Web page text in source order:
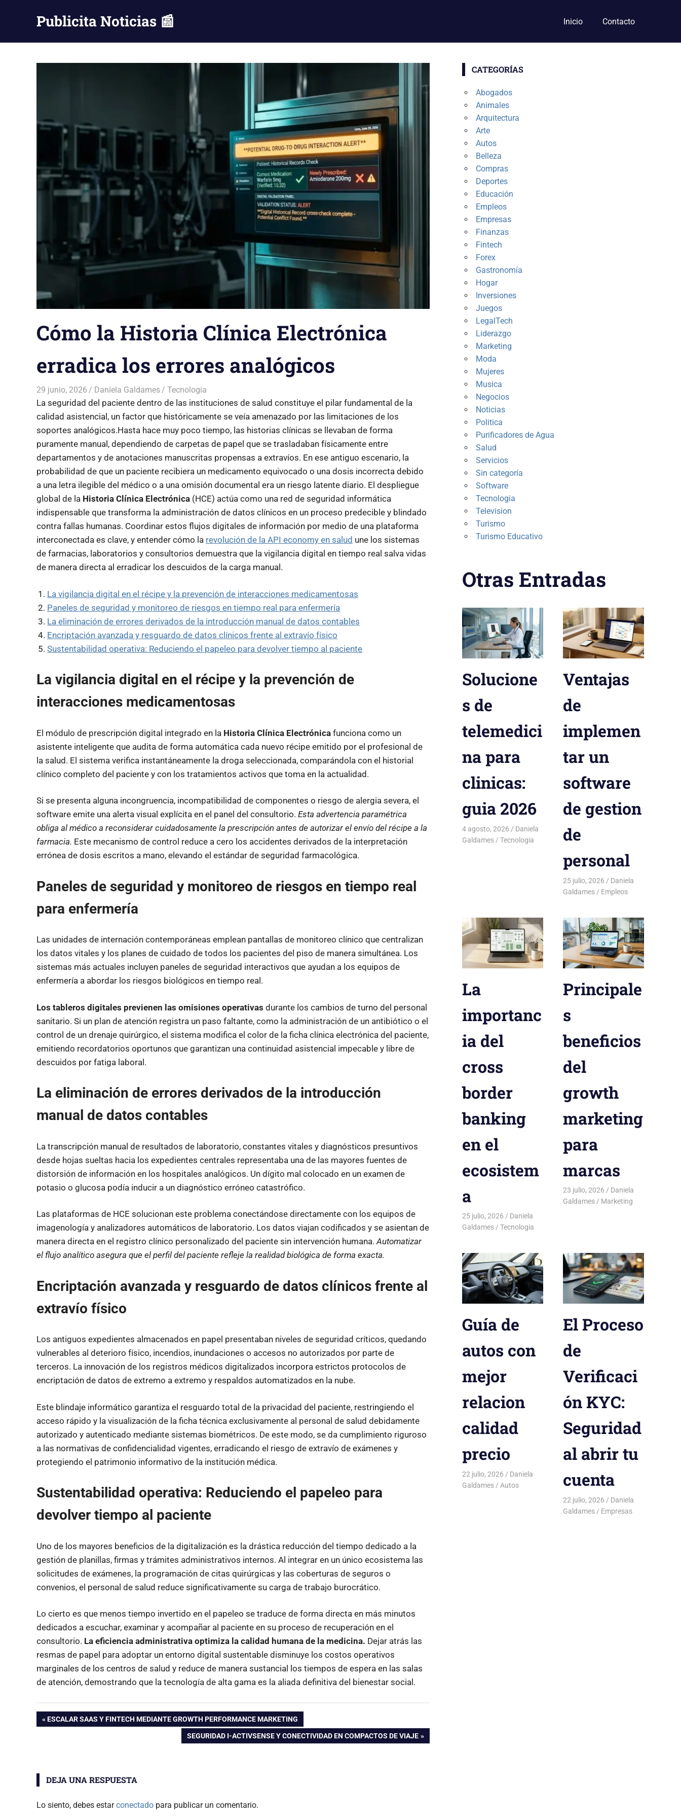
Publicita Noticias 📰 Inicio Contacto
Cómo la Historia Clínica Electrónica
erradica los errores analógicos
29 junio, 2026 Daniela Galdames Tecnologia
La seguridad del paciente dentro de las instituciones de salud constituye el pilar fundamental de la
calidad asistencial, un factor que históricamente se veía amenazado por las limitaciones de los
soportes analógicos.Hasta hace muy poco tiempo, las historias clínicas se llevaban de forma
puramente manual, dependiendo de carpetas de papel que se trasladaban físicamente entre
departamentos y de anotaciones manuscritas propensas a extravíos. En ese antiguo escenario, la
probabilidad de que un paciente recibiera un medicamento equivocado o una dosis incorrecta debido
a una letra ilegible del médico o a una omisión documental era un riesgo latente diario. El despliegue
global de la Historia Clínica Electrónica (HCE) actúa como una red de seguridad informática
indispensable que transforma la administración de datos clínicos en un proceso predecible y blindado
contra fallas humanas. Coordinar estos flujos digitales de información por medio de una plataforma
interconectada es clave, y entender cómo la revolución de la API economy en salud une los sistemas
de farmacias, laboratorios y consultorios demuestra que la vigilancia digital en tiempo real salva vidas
de manera directa al erradicar los descuidos de la carga manual.
La vigilancia digital en el récipe y la prevención de interacciones medicamentosas
Paneles de seguridad y monitoreo de riesgos en tiempo real para enfermería
La eliminación de errores derivados de la introducción manual de datos contables
Encriptación avanzada y resguardo de datos clínicos frente al extravío físico
Sustentabilidad operativa: Reduciendo el papeleo para devolver tiempo al paciente
La vigilancia digital en el récipe y la prevención de
interacciones medicamentosas
El módulo de prescripción digital integrado en la Historia Clínica Electrónica funciona como un
asistente inteligente que audita de forma automática cada nuevo récipe emitido por el profesional de
la salud. El sistema verifica instantáneamente la droga seleccionada, comparándola con el historial
clínico completo del paciente y con los tratamientos activos que toma en la actualidad.
Si se presenta alguna incongruencia, incompatibilidad de componentes o riesgo de alergia severa, el
software emite una alerta visual explícita en el panel del consultorio. Esta advertencia paramétrica
obliga al médico a reconsiderar cuidadosamente la prescripción antes de autorizar el envío del récipe a la
farmacia. Este mecanismo de control reduce a cero los accidentes derivados de la interpretación
errónea de dosis escritos a mano, elevando el estándar de seguridad farmacológica.
Paneles de seguridad y monitoreo de riesgos en tiempo real
para enfermería
Las unidades de internación contemporáneas emplean pantallas de monitoreo clínico que centralizan
los datos vitales y los planes de cuidado de todos los pacientes del piso de manera simultánea. Los
sistemas más actuales incluyen paneles de seguridad interactivos que ayudan a los equipos de
enfermería a abordar los riesgos biológicos en tiempo real.
Los tableros digitales previenen las omisiones operativas durante los cambios de turno del personal
sanitario. Si un plan de atención registra un paso faltante, como la administración de un antibiótico o el
control de un drenaje quirúrgico, el sistema modifica el color de la ficha clínica electrónica del paciente,
emitiendo recordatorios oportunos que garantizan una continuidad asistencial impecable y libre de
descuidos por fatiga laboral.
La eliminación de errores derivados de la introducción
manual de datos contables
La transcripción manual de resultados de laboratorio, constantes vitales y diagnósticos presuntivos
desde hojas sueltas hacia los expedientes centrales representaba una de las mayores fuentes de
distorsión de información en los hospitales analógicos. Un dígito mal colocado en un examen de
potasio o glucosa podía inducir a un diagnóstico erróneo catastrófico.
Las plataformas de HCE solucionan este problema conectándose directamente con los equipos de
imagenología y analizadores automáticos de laboratorio. Los datos viajan codificados y se asientan de
manera directa en el registro clínico personalizado del paciente sin intervención humana.Automatizar
el flujo analítico asegura que el perfil del paciente refleje la realidad biológica de forma exacta.
Encriptación avanzada y resguardo de datos clínicos frente al
extravío físico
Los antiguos expedientes almacenados en papel presentaban niveles de seguridad críticos, quedando
vulnerables al deterioro físico, incendios, inundaciones o accesos no autorizados por parte de
terceros. La innovación de los registros médicos digitalizados incorpora estrictos protocolos de
encriptación de datos de extremo a extremo y respaldos automatizados en la nube.
Este blindaje informático garantiza el resguardo total de la privacidad del paciente, restringiendo el
acceso rápido y la visualización de la ficha técnica exclusivamente al personal de salud debidamente
autorizado y autenticado mediante sistemas biométricos. De este modo, se da cumplimiento riguroso
a las normativas de confidencialidad vigentes, erradicando el riesgo de extravío de exámenes y
protegiendo el patrimonio informativo de la institución médica.
Sustentabilidad operativa: Reduciendo el papeleo para
devolver tiempo al paciente
Uno de los mayores beneficios de la digitalización es la drástica reducción del tiempo dedicado a la
gestión de planillas, firmas y trámites administrativos internos. Al integrar en un único ecosistema las
solicitudes de exámenes, la programación de citas quirúrgicas y las coberturas de seguros o
convenios, el personal de salud reduce significativamente su carga de trabajo burocrático.
Lo cierto es que menos tiempo invertido en el papeleo se traduce de forma directa en más minutos
dedicados a escuchar, examinar y acompañar al paciente en su proceso de recuperación en el
consultorio. La eficiencia administrativa optimiza la calidad humana de la medicina. Dejar atrás las
resmas de papel para adoptar un entorno digital sustentable disminuye los costos operativos
marginales de los centros de salud y reduce de manera sustancial los tiempos de espera en las salas
de atención, demostrando que la tecnología de alta gama es la aliada definitiva del bienestar social.
Navegación
ENTRADA
ESCALAR SAAS Y FINTECH MEDIANTE GROWTH PERFORMANCE MARKETING
ENTRADA
SEGURIDAD I-ACTIVSENSE Y CONECTIVIDAD EN COMPACTOS DE VIAJE
DEJA UNA RESPUESTA
Lo siento, debes estarconectado para publicar un comentario.
CATEGORÍAS
Abogados
Animales
Arquitectura
Arte
Autos
Belleza
Compras
Deportes
Educación
Empleos
Empresas
Finanzas
Fintech
Forex
Gastronomía
Hogar
Inversiones
Juegos
LegalTech
Liderazgo
Marketing
Moda
Mujeres
Musica
Negocios
Noticias
Politica
Purificadores de Agua
Salud
Servicios
Sin categoría
Software
Tecnologia
Television
Turismo
Turismo Educativo
Otras Entradas
Solucione
s de
telemedici
na para
clinicas:
guia 2026
4 agosto, 2026
Daniela
Galdames
Tecnologia
Ventajas
de
implemen
tar un
software
de gestion
de
personal
25 julio, 2026
Daniela
Galdames
Empleos
La
importanc
ia del
cross
border
banking
en el
ecosistem
a
25 julio, 2026
Daniela
Galdames
Tecnologia
Principale
s
beneficios
del
growth
marketing
para
marcas
23 julio, 2026
Daniela
Galdames
Marketing
Guía de
autos con
mejor
relacion
calidad
precio
22 julio, 2026
Daniela
Galdames
Autos
El Proceso
de
Verificaci
ón KYC:
Seguridad
al abrir tu
cuenta
22 julio, 2026
Daniela
Galdames
Empresas